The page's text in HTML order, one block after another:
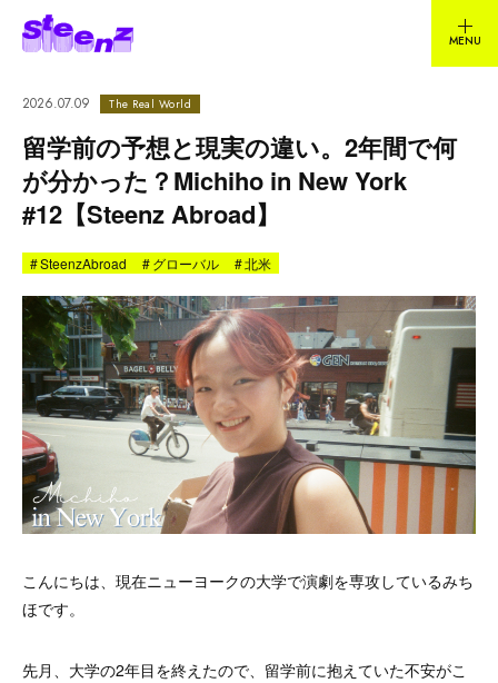
2026.07.09 The Real World
留学前の予想と現実の違い。2年間で何
が分かった？Michiho in New York
#12【Steenz Abroad】
#SteenzAbroad #グローバル #北米
こんにちは、現在ニューヨークの大学で演劇を専攻しているみち
ほです。
先月、大学の2年目を終えたので、留学前に抱えていた不安がこ